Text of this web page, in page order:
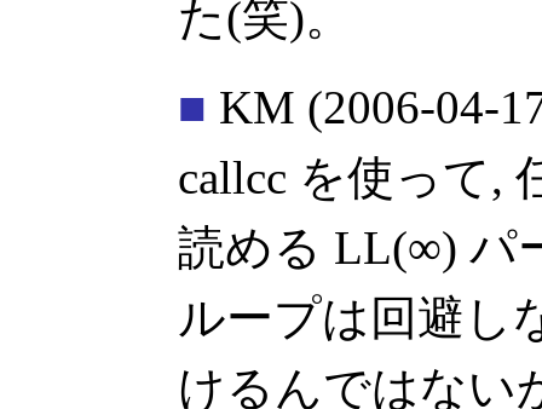
た(笑)。
■ KM (2006-04-
callcc を使って,
読める LL(∞) パ
ループは回避し
けるんではない